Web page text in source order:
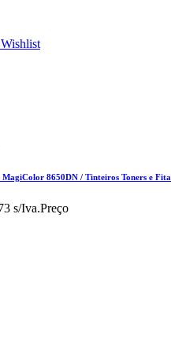
MagiColor 8650DN / Tinteiros Toners e Fita
s/Iva.Preço